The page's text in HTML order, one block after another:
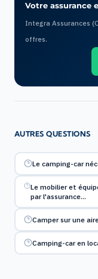
Votre assurance
Integra Assurances
offres.
AUTRES QUESTIONS
Le camping-car
Le mobilier et
par l'assurance…
Camper sur une
Camping-car en